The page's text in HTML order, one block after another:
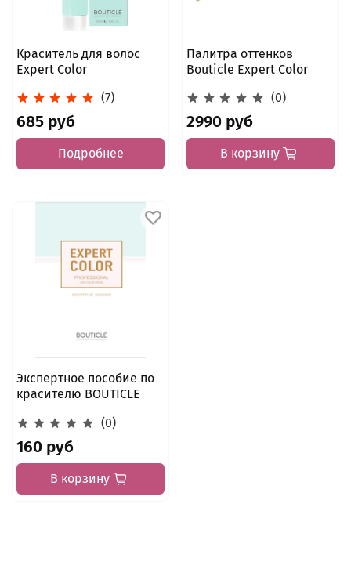
Краситель для волос
Expert Color
(7)
685 руб
Подробнее
Палитра оттенков
Bouticle Expert Color
(0)
2990 руб
В корзину
Экспертное пособие по
красителю BOUTICLE
(0)
160 руб
В корзину